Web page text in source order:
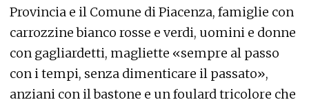
Provincia e il Comune di Piacenza, famiglie con
carrozzine bianco rosse e verdi, uomini e donne
con gagliardetti, magliette «sempre al passo
con i tempi, senza dimenticare il passato»,
anziani con il bastone e un foulard tricolore che